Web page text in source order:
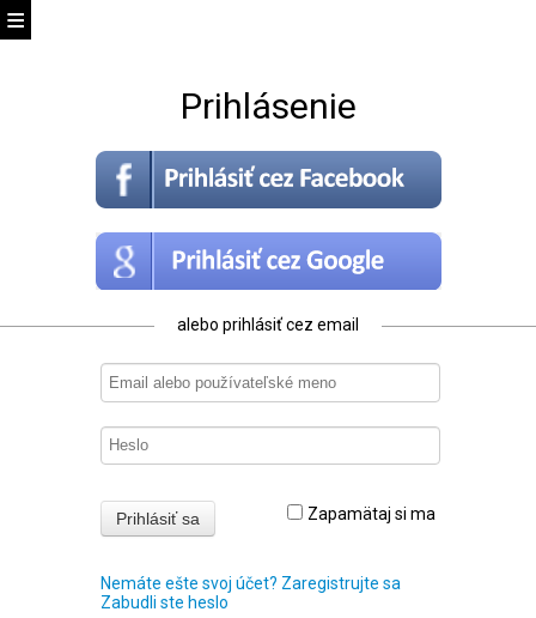
Prihlásenie
alebo prihlásiť cez email
Zapamätaj si ma
Nemáte ešte svoj účet? Zaregistrujte sa
Zabudli ste heslo